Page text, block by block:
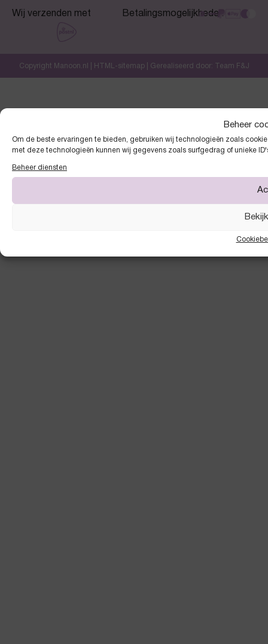
Beheer
Om de beste ervaringen te bieden, gebruiken wij technologieën zoals
met deze technologieën kunnen wij gegevens zoals surfgedrag of unieke
Beheer diensten
Wij verzenden met Betalingsmogelijkheden
Copyright Manoon.nl | HTML-sitemap| Gerealiseerd door: Team F&J